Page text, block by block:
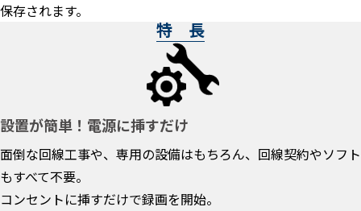
保存されます。
特 長
設置が簡単！電源に挿すだけ
面倒な回線工事や、専用の設備はもちろん、回線契約やソフト
もすべて不要。
コンセントに挿すだけで録画を開始。